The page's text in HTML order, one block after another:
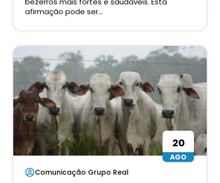
afirmação pode ser...
20
AGO
Comunicação Grupo Real